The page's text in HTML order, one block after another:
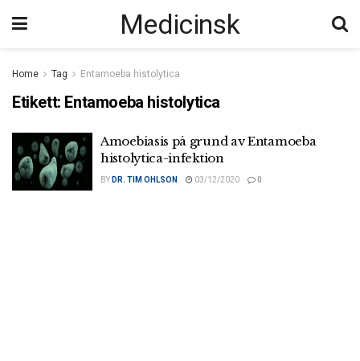
Medicinsk
Home Tag Entamoeba histolytica
Etikett: Entamoeba histolytica
Amoebiasis på grund av Entamoeba
histolytica-infektion
BY DR. TIM OHLSON 03/12/2020 0